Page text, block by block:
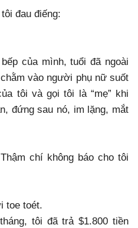
đau điếng:
của mình, tuổi đã ngoài
vào người phụ nữ suốt
tôi và gọi tôi là “mẹ” khi
đứng sau nó, im lặng, mắt
chí không báo cho tôi
toe toét.
tôi đã trả $1.800 tiền